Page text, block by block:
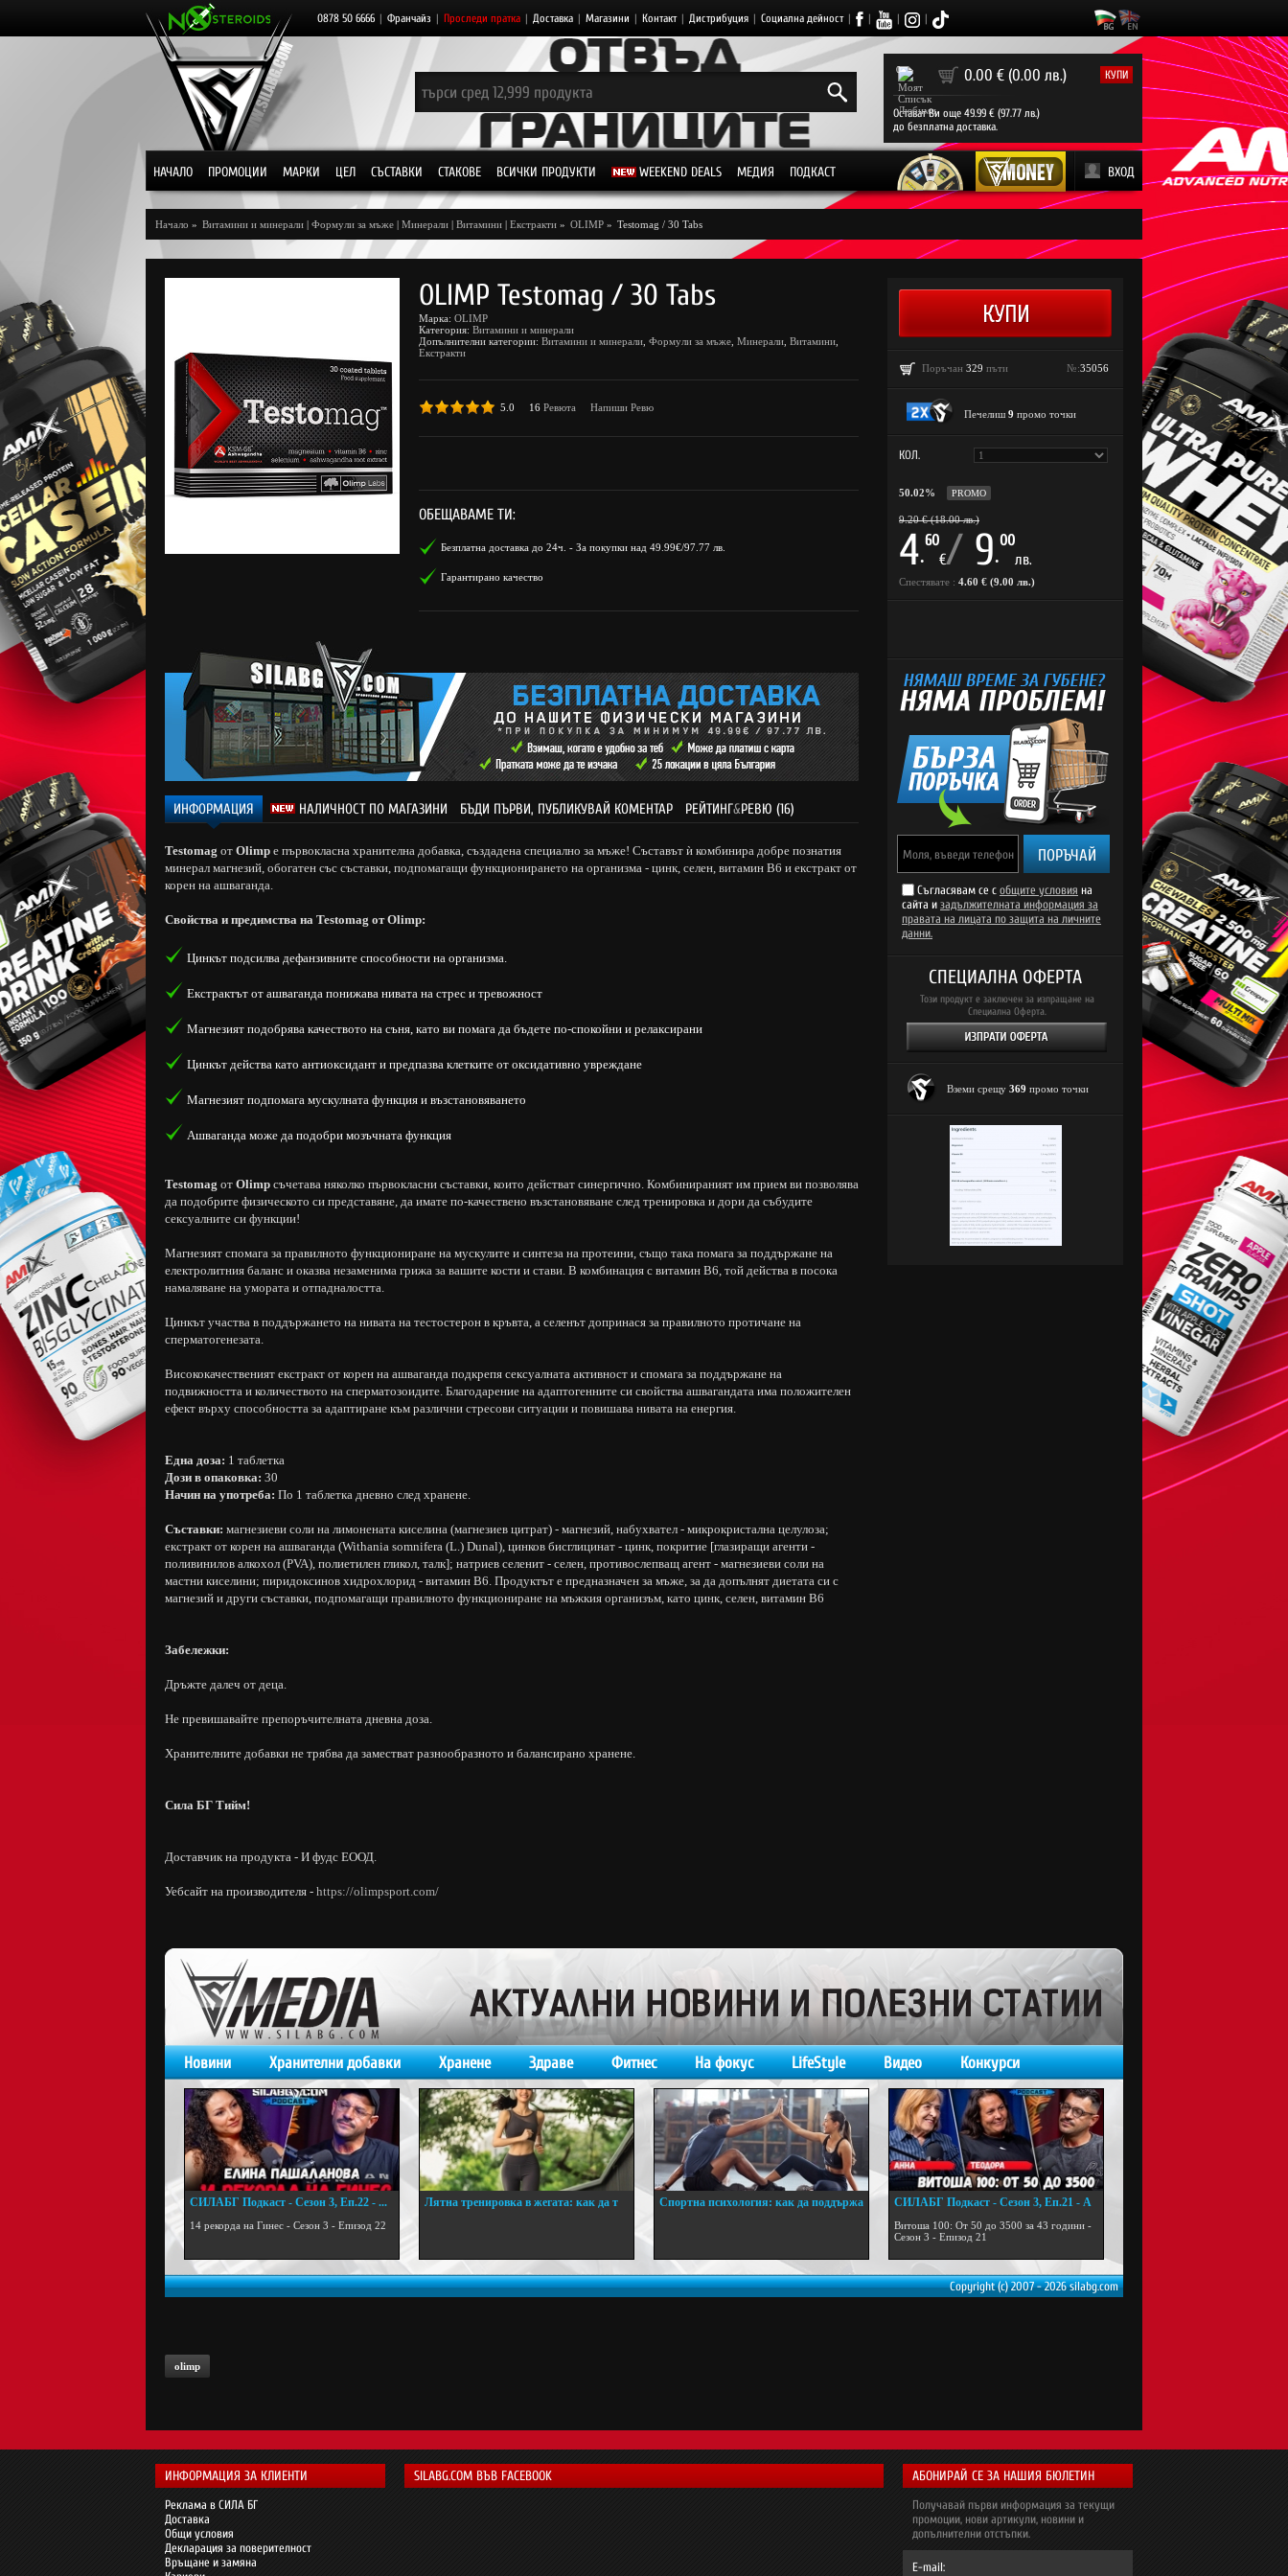
0878 50 6666 | Франчайз | Проследи пратка | Доставка | Магазини | Контакт | Дистрибуция | Социална дейност | | | |
0 0.00 € (0.00 лв.) КУПИ
Остават Ви още 49.99 € (97.77 лв.)
до безплатна доставка.
НАЧАЛО ПРОМОЦИИ МАРКИ ЦЕЛ СЪСТАВКИ СТАКОВЕ ВСИЧКИ ПРОДУКТИ WEEKEND DEALS МЕДИЯ ПОДКАСТ ВХОД
Начало » Витамини и минерали | Формули за мъже | Минерали | Витамини | Екстракти » OLIMP » Testomag / 30 Tabs
OLIMP Testomag / 30 Tabs
Марка: OLIMP
Категория: Витамини и минерали
Допълнителни категории: Витамини и минерали Формули за мъже Минерали Витамини
Екстракти
5.0 16 Ревюта Напиши Ревю
ОБЕЩАВАМЕ ТИ:
Безплатна доставка до 24ч. - За покупки над 49.99€/97.77 лв.
Гарантирано качество
ИНФОРМАЦИЯ НАЛИЧНОСТ ПО МАГАЗИНИ БЪДИ ПЪРВИ, ПУБЛИКУВАЙ КОМЕНТАР РЕЙТИНГ&РЕВЮ (16)
Testomag от Olimp е първокласна хранителна добавка, създадена специално за мъже! Съставът ѝ комбинира добре познатия
минерал магнезий, обогатен със съставки, подпомагащи функционирането на организма - цинк, селен, витамин В6 и екстракт от
корен на ашваганда.
Свойства и предимства на Testomag от Olimp:
Цинкът подсилва дефанзивните способности на организма.
Екстрактът от ашваганда понижава нивата на стрес и тревожност
Магнезият подобрява качеството на съня, като ви помага да бъдете по-спокойни и релаксирани
Цинкът действа като антиоксидант и предпазва клетките от оксидативно увреждане
Магнезият подпомага мускулната функция и възстановяването
Ашваганда може да подобри мозъчната функция
Testomag от Olimp съчетава няколко първокласни съставки, които действат синергично. Комбинираният им прием ви позволява
да подобрите физическото си представяне, да имате по-качествено възстановяване след тренировка и дори да събудите
сексуалните си функции!
Магнезият спомага за правилното функциониране на мускулите и синтеза на протеини, също така помага за поддържане на
електролитния баланс и оказва незаменима грижа за вашите кости и стави. В комбинация с витамин В6, той действа в посока
намаляване на умората и отпадналостта.
Цинкът участва в поддържането на нивата на тестостерон в кръвта, а селенът допринася за правилното протичане на
сперматогенезата.
Висококачественият екстракт от корен на ашваганда подкрепя сексуалната активност и спомага за поддържане на
подвижността и количеството на сперматозоидите. Благодарение на адаптогенните си свойства ашвагандата има положителен
ефект върху способността за адаптиране към различни стресови ситуации и повишава нивата на енергия.
Една доза: 1 таблетка
Дози в опаковка: 30
Начин на употреба: По 1 таблетка дневно след хранене.
Съставки: магнезиеви соли на лимонената киселина (магнезиев цитрат) - магнезий, набухвател - микрокристална целулоза;
екстракт от корен на ашваганда (Withania somnifera (L.) Dunal), цинков бисглицинат - цинк, покритие [глазиращи агенти -
поливинилов алкохол (PVA), полиетилен гликол, талк]; натриев селенит - селен, противослепващ агент - магнезиеви соли на
мастни киселини; пиридоксинов хидрохлорид - витамин В6. Продуктът е предназначен за мъже, за да допълнят диетата си с
магнезий и други съставки, подпомагащи правилното функциониране на мъжкия организъм, като цинк, селен, витамин В6
Забележки:
Дръжте далеч от деца.
Не превишавайте препоръчителната дневна доза.
Хранителните добавки не трябва да заместват разнообразното и балансирано хранене.
Сила БГ Тийм!
Доставчик на продукта - И фудс ЕООД.
Уебсайт на производителя - https://olimpsport.com/
Поръчан 329 пъти №:35056
Печелиш 9 промо точки
КОЛ.
50.02% PROMO
9.20 € (18.00 лв.)
4.
60
€/ 9.
00
лв.
Спестявате : 4.60 € (9.00 лв.)
ПОРЪЧАЙ
Съгласявам се с общите условия на
сайта и задължителната информация за
правата на лицата по защита на личните
данни.
СПЕЦИАЛНА ОФЕРТА
Този продукт е заключен за изпращане на
Специална Оферта.
Вземи срещу 369 промо точки
Новини Хранителни добавки Хранене Здраве Фитнес На фокус LifeStyle Видео Конкурси
СИЛАБГ Подкаст - Сезон 3, Еп.22 - ...
14 рекорда на Гинес - Сезон 3 - Епизод 22
Лятна тренировка в жегата: как да т
Спортна психология: как да поддържа
СИЛАБГ Подкаст - Сезон 3, Еп.21 - А
Витоша 100: От 50 до 3500 за 43 години -
Сезон 3 - Епизод 21
Copyright (c) 2007 - 2026 silabg.com
olimp
ИНФОРМАЦИЯ ЗА КЛИЕНТИ
Реклама в СИЛА БГ
Доставка
Общи условия
Декларация за поверителност
Връщане и замяна
SILABG.COM ВЪВ FACEBOOK АБОНИРАЙ СЕ ЗА НАШИЯ БЮЛЕТИН
Получавай първи информация за текущи
промоции, нови артикули, новини и
допълнителни отстъпки.
E-mail: